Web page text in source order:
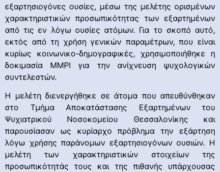
εξαρτησιογόνες ουσίες, μέσω της μελέτης ορισμένων
χαρακτηριστικών προσωπικότητας των εξαρτημένων
από τις εν λόγω ουσίες ατόμων. Για το σκοπό αυτό,
εκτός από τη χρήση γενικών παραμέτρων, που είναι
κυρίως κοινωνικο-δημογραφικές, χρησιμοποιήθηκε η
δοκιμασία ΜΜΡΙ για την ανίχνευση ψυχολογικών
συντελεστών.
Η μελέτη διενεργήθηκε σε άτομα που απευθύνθηκαν
στο Τμήμα Αποκατάστασης Εξαρτημένων του
Ψυχιατρικού Νοσοκομείου Θεσσαλονίκης και
παρουσίασαν ως κυρίαρχο πρόβλημα την εξάρτηση
λόγω χρήσης παράνομων εξαρτησιογόνων ουσιών. Η
μελέτη των χαρακτηριστικών στοιχείων της
προσωπικότητάς τους και της πιθανής υπάρχουσας